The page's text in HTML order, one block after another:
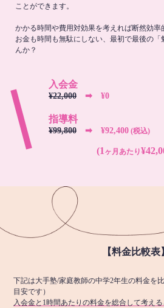
ことができます。
かかる時間や費用対効果を考えれば断然効率
お金も時間も無駄にしない、最初で最後の
んか？
入会金
¥22,000 ➡︎ ¥0
指導料
¥99,800 ➡︎ ¥92,400 (税込)
(1 ヶ月あたり
【料金比較表
下記は大手塾/家庭教師の中学2年生の料金を
目安です）
入会金と1時間あたりの料金を総合して考え